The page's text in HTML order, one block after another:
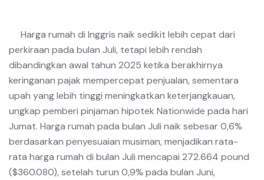
Harga rumah di Inggris naik sedikit lebih cepat dari
perkiraan pada bulan Juli, tetapi lebih rendah
dibandingkan awal tahun 2025 ketika berakhirnya
keringanan pajak mempercepat penjualan, sementara
upah yang lebih tinggi meningkatkan keterjangkauan,
ungkap pemberi pinjaman hipotek Nationwide pada hari
Jumat. Harga rumah pada bulan Juli naik sebesar 0,6%
berdasarkan penyesuaian musiman, menjadikan rata-
rata harga rumah di bulan Juli mencapai 272.664 pound
($360.080), setelah turun 0,9% pada bulan Juni,